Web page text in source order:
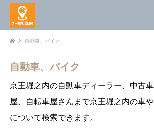
自動車、バイク
自動車、バイク
京王堀之内の自動車ディーラー、中古
屋、自転車屋さんまで京王堀之内の車
について検索できます。